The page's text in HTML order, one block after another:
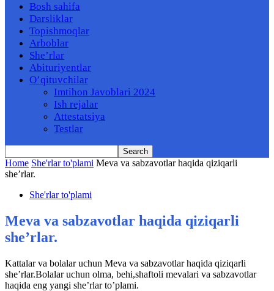
Bosh sahifa
Darsliklar
Topishmoqlar
Arboblar
She’rlar
Abituriyentlar
O’qituvchilar
Imtihon Javoblari 2024
Ish rejalar
Attestatsiya
Testlar
Home She'rlar to'plami Meva va sabzavotlar haqida qiziqarli
she’rlar.
She'rlar to'plami
Meva va sabzavotlar haqida qiziqarli
she’rlar.
Kattalar va bolalar uchun Meva va sabzavotlar haqida qiziqarli
she’rlar.Bolalar uchun olma, behi,shaftoli mevalari va sabzavotlar
haqida eng yangi she’rlar to’plami.